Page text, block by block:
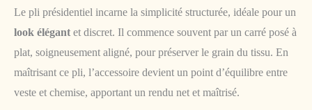
Le pli présidentiel incarne la simplicité structurée, idéale pour un
look élégant et discret. Il commence souvent par un carré posé à
plat, soigneusement aligné, pour préserver le grain du tissu. En
maîtrisant ce pli, l’accessoire devient un point d’équilibre entre
veste et chemise, apportant un rendu net et maîtrisé.